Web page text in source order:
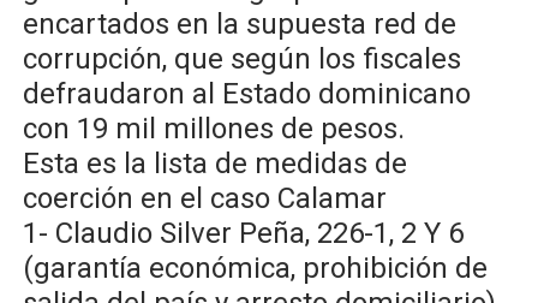
encartados en la supuesta red de
corrupción, que según los fiscales
defraudaron al Estado dominicano
con 19 mil millones de pesos.
Esta es la lista de medidas de
coerción en el caso Calamar
1- Claudio Silver Peña, 226-1, 2 Y 6
(garantía económica, prohibición de